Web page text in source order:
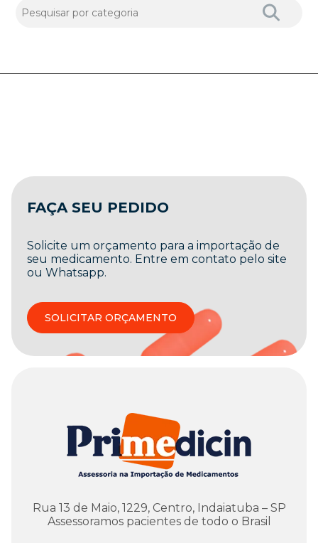
FAÇA SEU PEDIDO
Solicite um orçamento para a importação de
seu medicamento. Entre em contato pelo site
ou Whatsapp.
SOLICITAR ORÇAMENTO
Rua 13 de Maio, 1229, Centro, Indaiatuba – SP
Assessoramos pacientes de todo o Brasil